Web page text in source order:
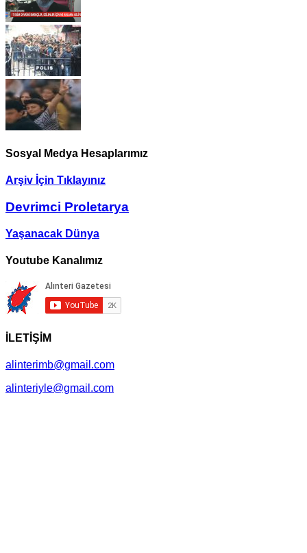
Sosyal Medya Hesaplarımız
Arşiv İçin Tıklayınız
Devrimci Proletarya
Yaşanacak Dünya
Youtube Kanalımız
İLETİŞİM
alinterimb@gmail.com
alinteriyle@gmail.com